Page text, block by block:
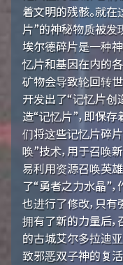
着文明的残骸。就
片”的神秘物质被发
埃尔德碎片是一种
忆片和基因在内的
矿物会导致轮回转
开发出了“记忆片创
造“记忆片”，即保存
们将这些记忆片碎
唤”技术，用于召唤
易利用资源召唤英
了“勇者之力水晶”
也进行了修改，只
拥有了新的力量后
的古城艾尔多拉迪
致邪恶双子神的复